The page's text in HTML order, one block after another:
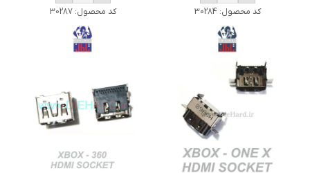
کد محصول: 30284 کد محصول:30287